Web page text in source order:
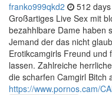
franko999qkd2 512
Großartiges Live Sex mit
bezahhlbare Dame haben
Jemand der das nicht
Erotikcamgirls Freund und
lassen. Zahlreiche
die scharfen Camgirl Bitch
https://www.pornos.cam/